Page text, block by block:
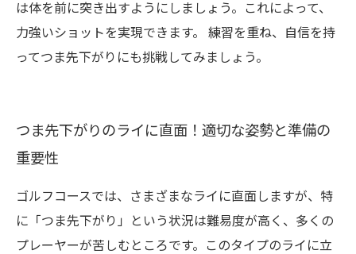
は体を前に突き出すようにしましょう。これによって、
力強いショットを実現できます。 練習を重ね、自信を持
ってつま先下がりにも挑戦してみましょう。
つま先下がりのライに直面！適切な姿勢と準備の
重要性
ゴルフコースでは、さまざまなライに直面しますが、特
に「つま先下がり」という状況は難易度が高く、多くの
プレーヤーが苦しむところです。このタイプのライに立